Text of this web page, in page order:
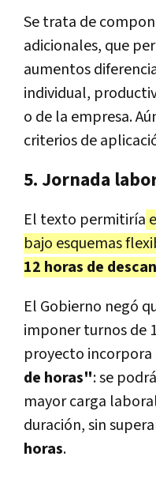
Se trata de
adicionales, que
aumentos
individual,
o de la empresa.
criterios de
5. Jornada
El texto permitiría
bajo esquemas
12 horas de
El Gobierno negó
imponer turnos de
proyecto
de horas": se
mayor carga
duración, sin
horas.